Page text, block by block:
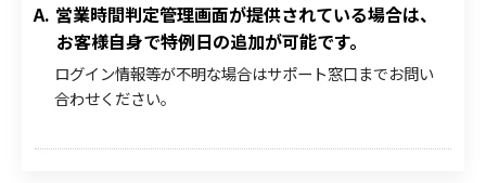
営業時間判定管理画面が提供されている場合は、
お客様自身で特例日の追加が可能です。
ログイン情報等が不明な場合はサポート窓口までお問い
合わせください。